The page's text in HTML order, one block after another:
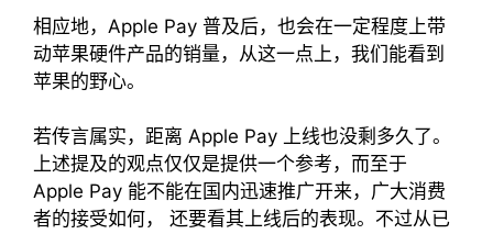
相应地，Apple Pay 普及后，也会在一定程度上带
动苹果硬件产品的销量，从这一点上，我们能看到
苹果的野心。
若传言属实，距离 Apple Pay 上线也没剩多久了。
上述提及的观点仅仅是提供一个参考，而至于
Apple Pay 能不能在国内迅速推广开来，广大消费
者的接受如何， 还要看其上线后的表现。不过从已